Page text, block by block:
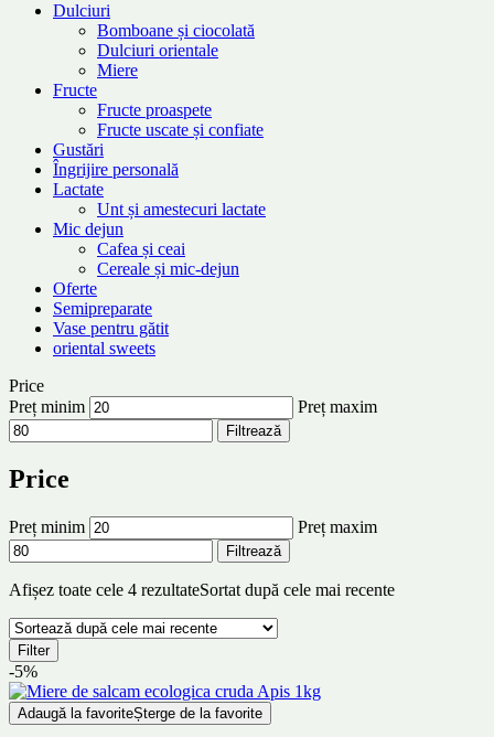
Dulciuri
Bomboane și ciocolată
Dulciuri orientale
Miere
Fructe
Fructe proaspete
Fructe uscate și confiate
Gustări
Îngrijire personală
Lactate
Unt și amestecuri lactate
Mic dejun
Cafea și ceai
Cereale și mic-dejun
Oferte
Semipreparate
Vase pentru gătit
oriental sweets
Price
Preț minim
Preț maxim
Filtrează
Price
Preț minim Preț maxim
Filtrează
Afișez toate cele 4 rezultateSortat după cele mai recente
Filter
-5%
Adaugă la favoriteȘterge de la favorite